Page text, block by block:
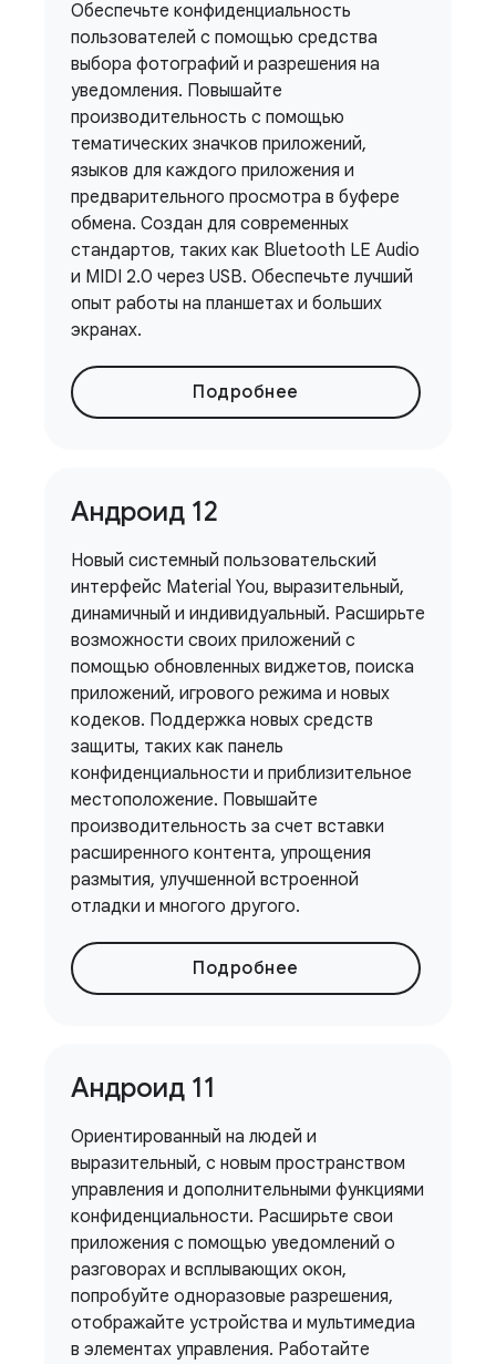
Обеспечьте конфиденциальность
пользователей с помощью средства
выбора фотографий и разрешения на
уведомления. Повышайте
производительность с помощью
тематических значков приложений,
языков для каждого приложения и
предварительного просмотра в буфере
обмена. Создан для современных
стандартов, таких как Bluetooth LE Audio
и MIDI 2.0 через USB. Обеспечьте лучший
опыт работы на планшетах и ​​больших
экранах.
Подробнее
Андроид 12
Новый системный пользовательский
интерфейс Material You, выразительный,
динамичный и индивидуальный. Расширьте
возможности своих приложений с
помощью обновленных виджетов, поиска
приложений, игрового режима и новых
кодеков. Поддержка новых средств
защиты, таких как панель
конфиденциальности и приблизительное
местоположение. Повышайте
производительность за счет вставки
расширенного контента, упрощения
размытия, улучшенной встроенной
отладки и многого другого.
Подробнее
Андроид 11
Ориентированный на людей и
выразительный, с новым пространством
управления и дополнительными функциями
конфиденциальности. Расширьте свои
приложения с помощью уведомлений о
разговорах и всплывающих окон,
попробуйте одноразовые разрешения,
отображайте устройства и мультимедиа
в элементах управления. Работайте